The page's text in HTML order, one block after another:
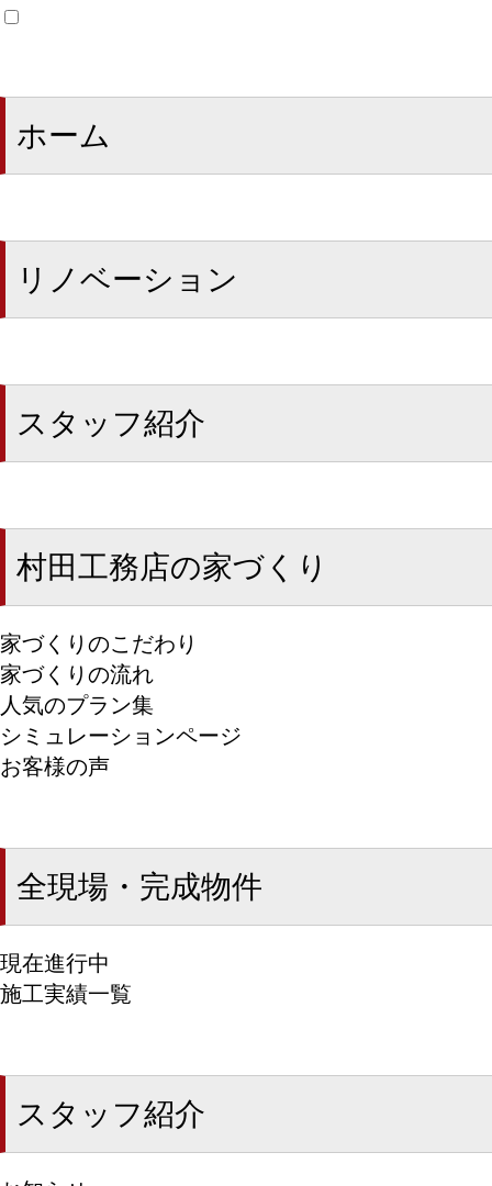
ホーム
リノベーション
スタッフ紹介
村田工務店の家づくり
家づくりのこだわり
家づくりの流れ
人気のプラン集
シミュレーションページ
お客様の声
全現場・完成物件
現在進行中
施工実績一覧
スタッフ紹介